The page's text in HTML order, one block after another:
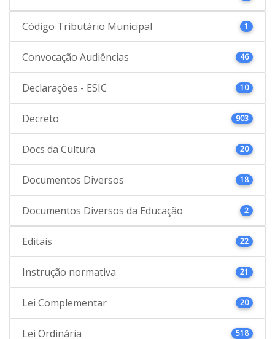
Código Tributário Municipal 1
Convocação Audiências 46
Declarações - ESIC 10
Decreto 903
Docs da Cultura 20
Documentos Diversos 18
Documentos Diversos da Educação 2
Editais 22
Instrução normativa 21
Lei Complementar 20
Lei Ordinária 518